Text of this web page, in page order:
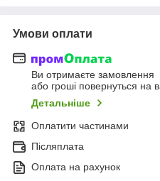
Умови оплати
Ви отримаєте замовлення
або гроші повернуться на
Детальніше
Оплатити частинами
Післяплата
Оплата на рахунок